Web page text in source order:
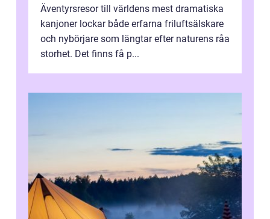
Äventyrsresor till världens mest dramatiska
kanjoner lockar både erfarna friluftsälskare
och nybörjare som längtar efter naturens råa
storhet. Det finns få p...